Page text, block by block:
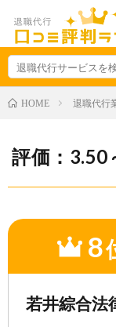
HOME 退職代行
評価：3.50
8
若井綜合法